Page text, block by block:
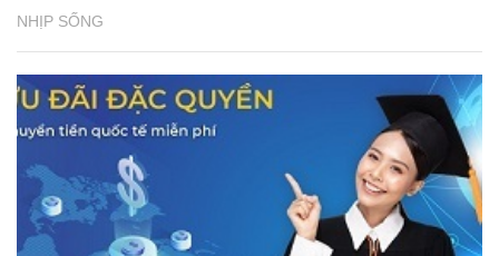
NHỊP SỐNG